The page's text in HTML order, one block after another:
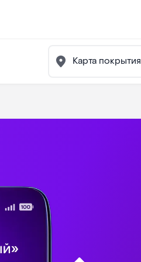
Карта покрытия